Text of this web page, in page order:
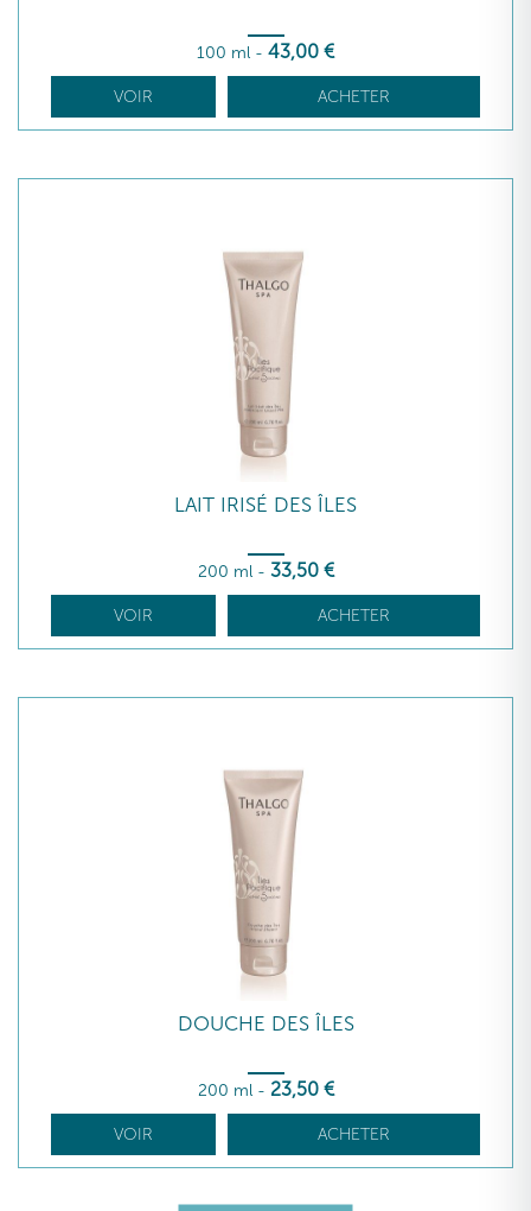
100 ml - 43,00 €
VOIR ACHETER
LAIT IRISÉ DES ÎLES
200 ml - 33,50 €
VOIR ACHETER
DOUCHE DES ÎLES
200 ml - 23,50 €
VOIR ACHETER